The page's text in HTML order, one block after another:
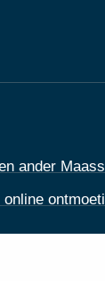
ander